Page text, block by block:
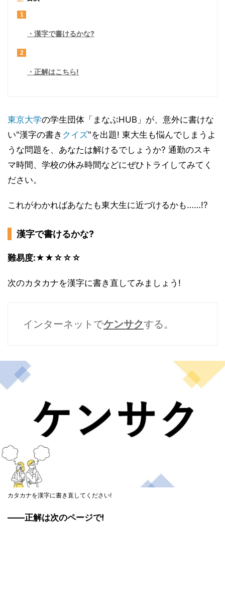
1
漢字で書けるかな?
2
正解はこちら!
東京大学の学生団体「まなぶHUB」が、意外に書けな
い"漢字の書き クイズ"を出題! 東大生も悩んでしまうよ
うな問題を、あなたは解けるでしょうか? 通勤のスキ
マ時間、学校の休み時間などにぜひトライしてみてく
ださい。
これがわかればあなたも東大生に近づけるかも……!?
漢字で書けるかな?
難易度:★★☆☆☆
次のカタカナを漢字に書き直してみましょう!
インターネットでケンサクする。
カタカナを漢字に書き直してください!
――正解は次のページで!